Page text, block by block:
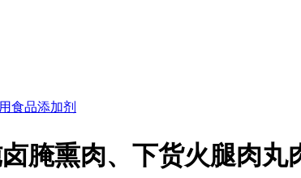
食品添加剂
腌熏肉、下货火腿肉丸